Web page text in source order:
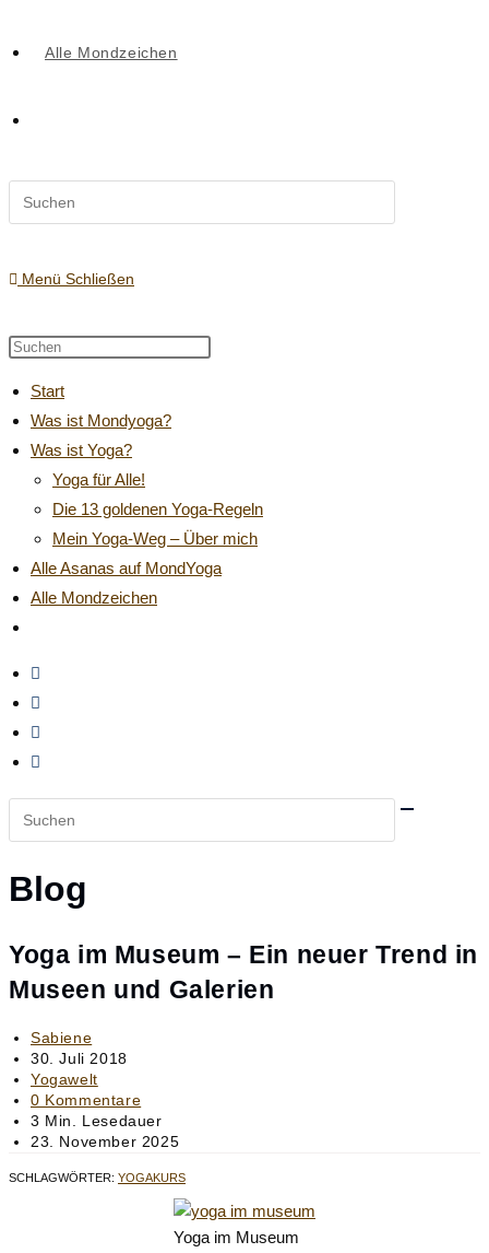
Alle Mondzeichen
Suche
Website
durchsuchen
Menü Schließen
Diese
durchsuchen
panel.
Start
Was ist Mondyoga?
Was ist Yoga?
Yoga für Alle!
Die 13 goldenen Yoga-Regeln
Mein Yoga-Weg – Über mich
Alle Asanas auf MondYoga
Alle Mondzeichen
umschalten
Website
durchsuchen
Blog
Yoga im Museum – Ein neuer Trend in
Museen und Galerien
Beitrags-
Autor:
Sabiene
Beitrag
veröffentlicht:
30. Juli 2018
Beitrags-
Kategorie:
Yogawelt
Beitrags-
Kommentare:
0 Kommentare
Lesedauer:
3 Min. Lesedauer
Beitrag
geändert
23. November 2025
SCHLAGWÖRTER: YOGAKURS
Yoga im Museum